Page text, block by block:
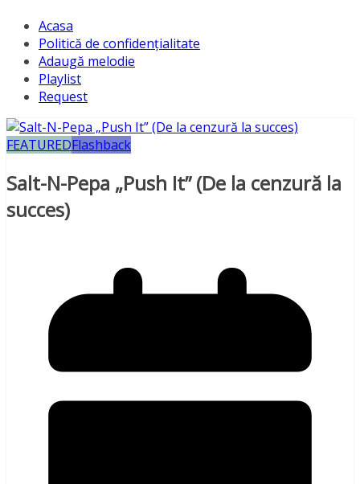
Acasa
Politică de confidențialitate
Adaugă melodie
Playlist
Request
FEATUREDFlashback
Salt-N-Pepa „Push It” (De la cenzură la
succes)